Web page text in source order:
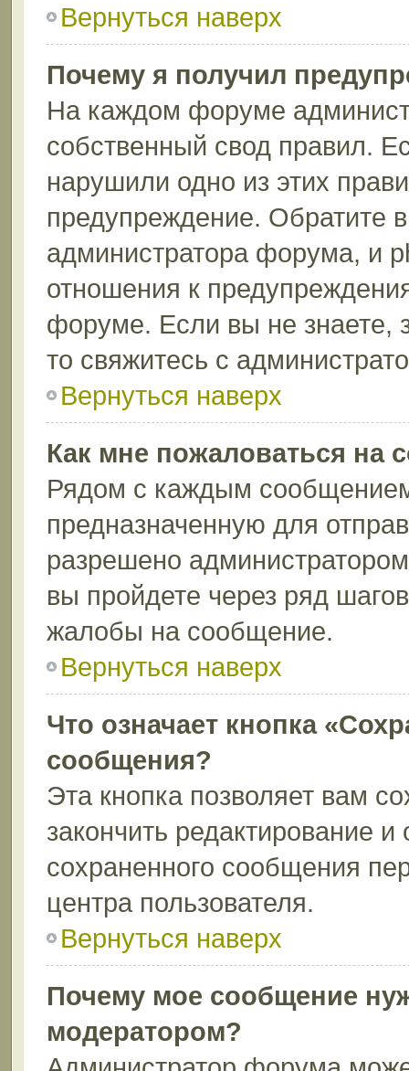
Вернуться наверх
Почему я получил
На каждом форуме
собственный свод правил.
нарушили одно из этих
предупреждение. Обратите
администратора форума, и
отношения к
форуме. Если вы не знаете,
то свяжитесь с
Вернуться наверх
Как мне пожаловаться на
Рядом с каждым
предназначенную для
разрешено
вы пройдете через ряд
жалобы на сообщение.
Вернуться наверх
Что означает кнопка
сообщения?
Эта кнопка позволяет вам
закончить редактирование
сохраненного сообщения
центра пользователя.
Вернуться наверх
Почему мое сообщение
модератором?